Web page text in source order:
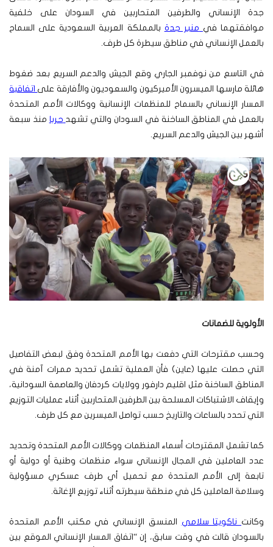
جدة الإنساني والطرفين المتحاربين في السودان على خلفية
موافقتهما في منبر جدة بالمملكة العربية السعودية على السماح
بالعمل الإنساني في مناطق سيطرة كل طرف.
في التاسع من نوفمبر الجاري وقع الجيش والدعم السريع بعد ضغوط
هائلة مارسها الميسرون الأميركيون والسعوديون والأفارقة على اتفاقية
المسار الإنساني بالسماح للمنظمات الإنسانية ووكالات الأمم المتحدة
بالعمل في المناطق الساخنة في السودان والتي تشهد حربا منذ سبعة
أشهر بين الجيش والدعم السريع.
الأولوية للضمانات
وحسب مقترحات التي دفعت بها الأمم المتحدة وفق لبعض التفاصيل
التي حصلت عليها (عاين) فأن العملية تشمل تحديد ممرات آمنة في
المناطق الساخنة مثل اقليم دارفور وولايات كردفان والعاصمة السودانية،
وإيقاف الاشتباكات المسلحة بين الطرفين المتحاربين أثناء عمليات التوزيع
التي تحدد بالساعات والتاريخ حسب تواصل الميسرين مع كل طرف.
كما تشمل المقترحات أسماء المنظمات ووكالات الأمم المتحدة وتحديد
عدد العاملين في المجال الإنساني سواء منظمات وطنية أو دولية أو
تابعة إلى الأمم المتحدة مع تحميل أي طرف عسكري مسؤولية
وسلامة العاملين كل في منطقة سيطرته أثناء توزيع الإغاثة.
وكانت ناكويتا سلامي المنسق الإنساني في مكتب الأمم المتحدة
بالسودان قالت في وقت سابق، إن “اتفاق المسار الإنساني الموقع بين